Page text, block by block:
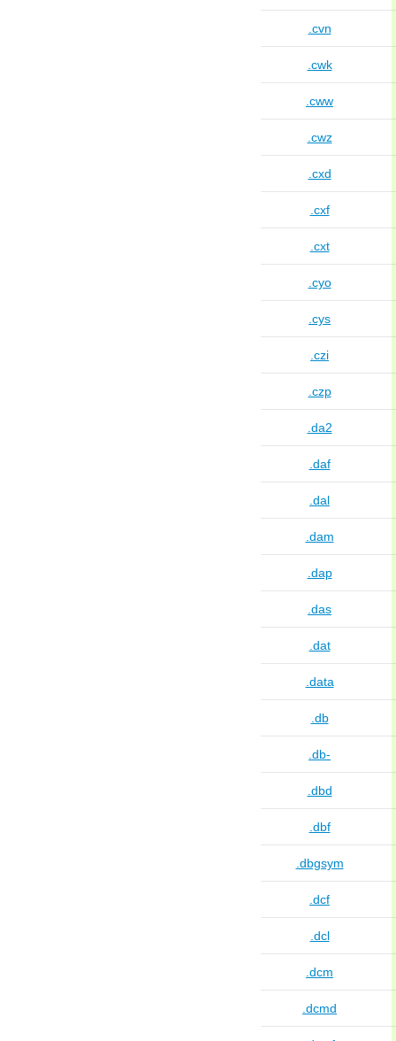
.cvn
.cwk
.cww
.cwz
.cxd
.cxf
.cxt
.cyo
.cys
.czi
.czp
.da2
.daf
.dal
.dam
.dap
.das
.dat
.data
.db
.db-
.dbd
.dbf
.dbgsym
.dcf
.dcl
.dcm
.dcmd